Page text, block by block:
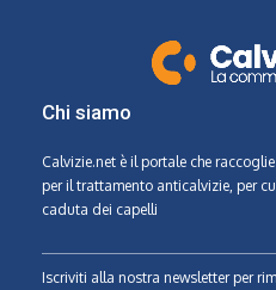
Chi siamo
Calvizie.net è il portale che
per il trattamento anticalvizie, per
caduta dei capelli
Iscriviti alla nostra newsletter per